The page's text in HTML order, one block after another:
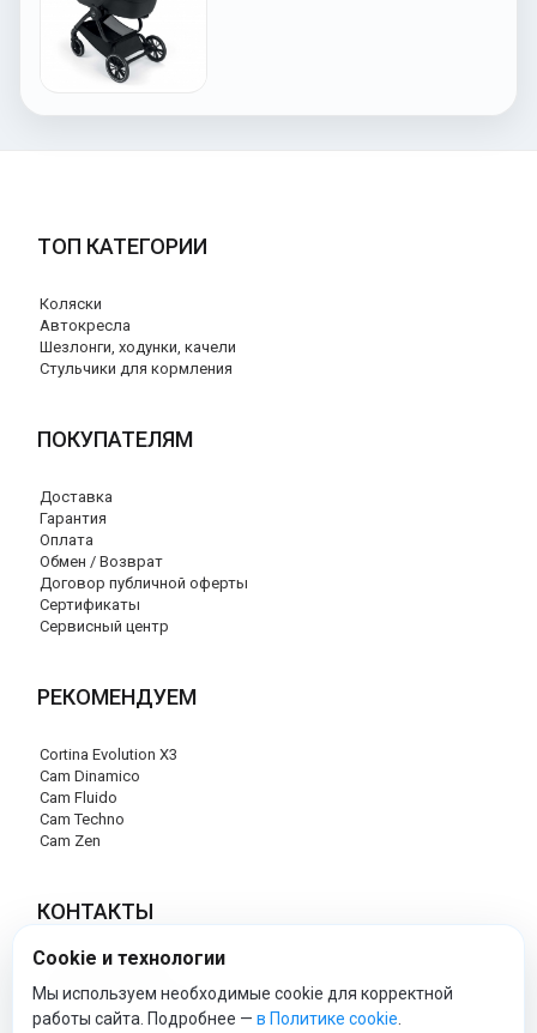
ТОП КАТЕГОРИИ
Коляски
Автокресла
Шезлонги, ходунки, качели
Стульчики для кормления
ПОКУПАТЕЛЯМ
Доставка
Гарантия
Оплата
Обмен / Возврат
Договор публичной оферты
Сертификаты
Сервисный центр
РЕКОМЕНДУЕМ
Cortina Evolution X3
Cam Dinamico
Cam Fluido
Cam Techno
Cam Zen
КОНТАКТЫ
+7 (495) 120-29-85
info@cam-official-store.ru
Cookie и технологии
Мы используем необходимые cookie для корректной
работы сайта. Подробнее — в Политике cookie